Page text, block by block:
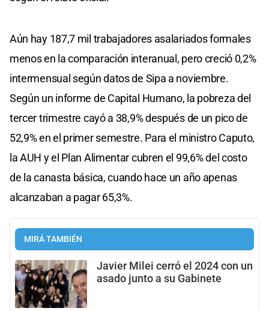
Aún hay 187,7 mil trabajadores asalariados formales
menos en la comparación interanual, pero creció 0,2%
intermensual según datos de Sipa a noviembre.
Según un informe de Capital Humano, la pobreza del
tercer trimestre cayó a 38,9% después de un pico de
52,9% en el primer semestre. Para el ministro Caputo,
la AUH y el Plan Alimentar cubren el 99,6% del costo
de la canasta básica, cuando hace un año apenas
alcanzaban a pagar 65,3%.
MIRÁ TAMBIÉN
Javier Milei cerró el 2024 con un
asado junto a su Gabinete